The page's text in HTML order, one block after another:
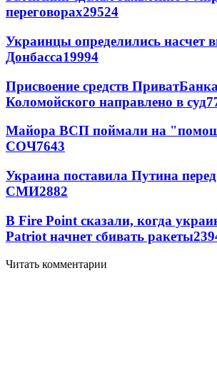
переговорах29524
Украинцы определились насчет
Донбасса19994
Присвоение средств
Коломойского направлено в суд
Майора ВСП поймали на
СОЧ7643
Украина поставила Путина
СМИ2882
В Fire Point сказали, когда
Patriot начнет сбивать ракеты
Читать комментарии